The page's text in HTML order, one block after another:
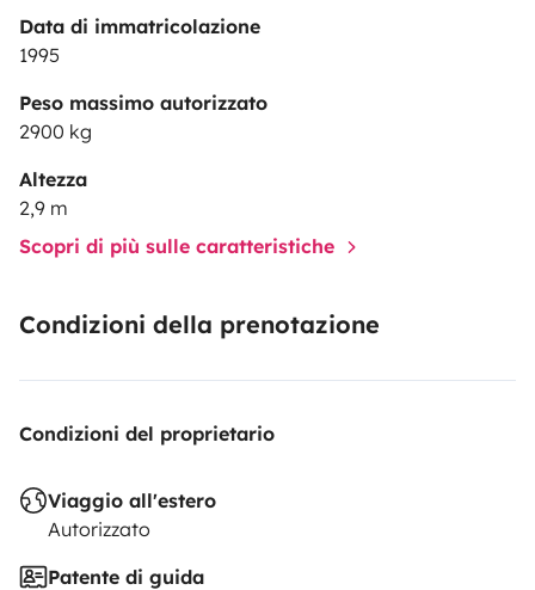
Data di immatricolazione
1995
Peso massimo autorizzato
2900 kg
Altezza
2,9 m
Scopri di più sulle caratteristiche
Condizioni della prenotazione
Condizioni del proprietario
Viaggio all'estero
Autorizzato
Patente di guida